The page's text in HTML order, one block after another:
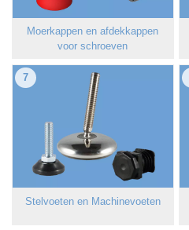
Moerkappen en afdekkappen
voor schroeven
7
Stelvoeten en Machinevoeten